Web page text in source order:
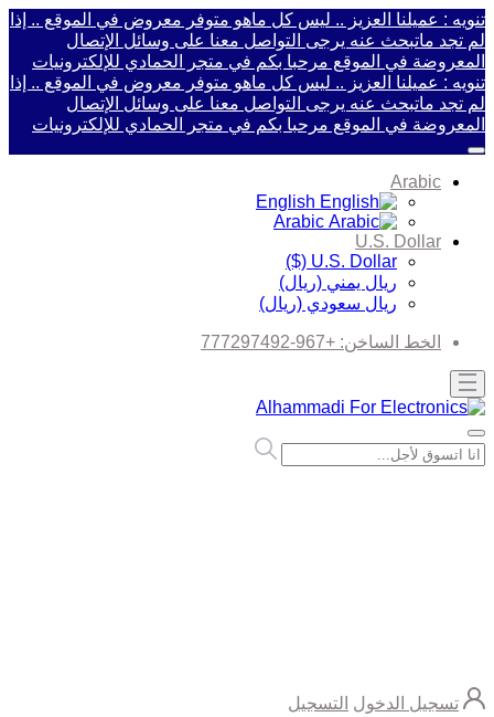
تنويه : عميلنا العزيز .. ليس كل ماهو متوفر معروض في الموقع .. إذا
لم تجد ماتبحث عنه يرجى التواصل معنا على وسائل الإتصال
المعروضة في الموقع مرحبا بكم في متجر الحمادي للإلكترونيات
تنويه : عميلنا العزيز .. ليس كل ماهو متوفر معروض في الموقع .. إذا
لم تجد ماتبحث عنه يرجى التواصل معنا على وسائل الإتصال
المعروضة في الموقع مرحبا بكم في متجر الحمادي للإلكترونيات
Arabic
English
Arabic
U.S. Dollar
U.S. Dollar ($)
ريال يمني (ريال)
ريال سعودي (ريال)
الخط الساخن: +967-777297492
تسجيل الدخول التسجيل